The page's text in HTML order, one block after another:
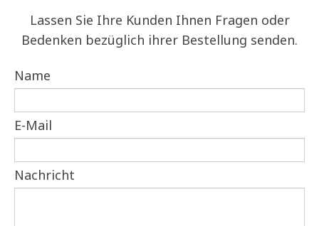
Lassen Sie Ihre Kunden Ihnen Fragen oder
Bedenken bezüglich ihrer Bestellung senden.
Name
E-Mail
Nachricht